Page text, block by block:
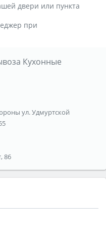
двери или пункта
при
Кухонные
ул. Удмуртской
86